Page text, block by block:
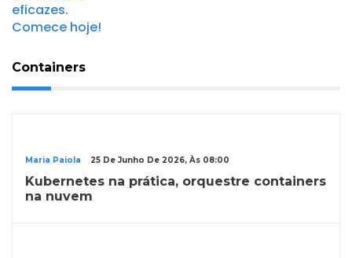
Containers
Maria Paiola 25 De Junho De 2026, Às 08:00
Kubernetes na prática, orquestre containers
na nuvem